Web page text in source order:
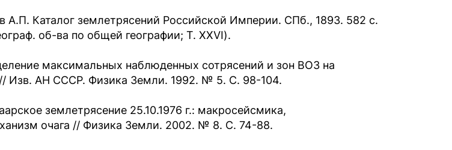
Каталог землетрясений Российской Империи. СПб., 1893. 582 с.
об-ва по общей географии; Т. XXVI).
максимальных наблюденных сотрясений и зон ВОЗ на
Изв. АН СССР. Физика Земли. 1992. № 5. С. 98-104.
землетрясение 25.10.1976 г.: макросейсмика,
очага // Физика Земли. 2002. № 8. С. 74-88.